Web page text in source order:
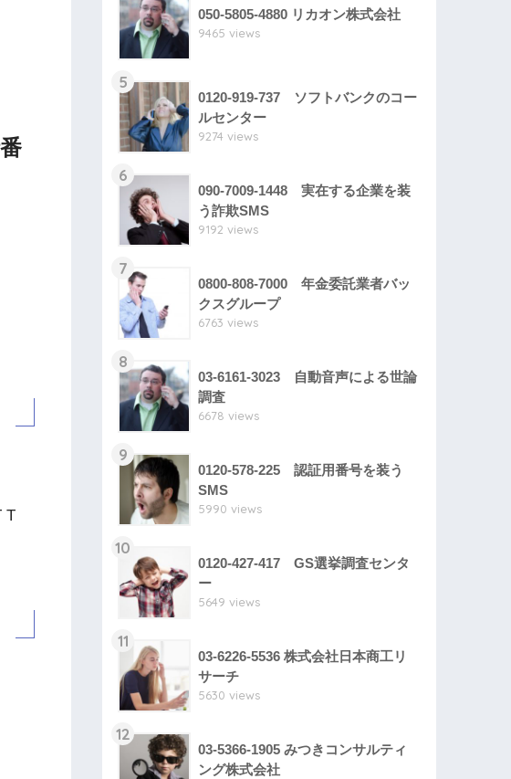
T
050-5805-4880 リカオン株式会社
9465 views
5
0120-919-737 ソフトバンクのコー
ルセンター
9274 views
6
090-7009-1448 実在する企業を装
う詐欺SMS
9192 views
7
0800-808-7000 年金委託業者バッ
クスグループ
6763 views
8
03-6161-3023 自動音声による世論
調査
6678 views
9
0120-578-225 認証用番号を装う
SMS
5990 views
10
0120-427-417 GS選挙調査センタ
ー
5649 views
11
03-6226-5536 株式会社日本商工リ
サーチ
5630 views
12
03-5366-1905 みつきコンサルティ
ング株式会社